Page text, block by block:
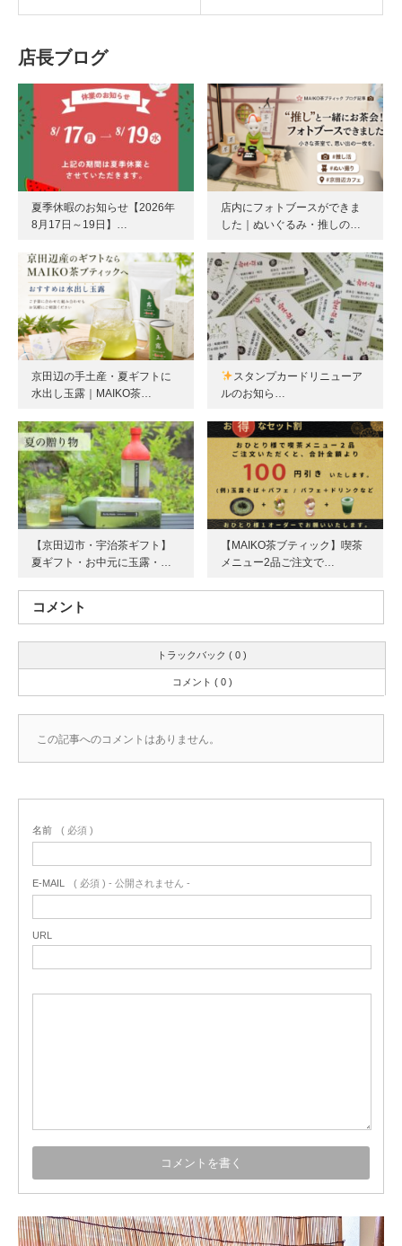
店長ブログ
夏季休暇のお知らせ【2026年
8月17日～19日】…
店内にフォトブースができま
した｜ぬいぐるみ・推しの…
京田辺の手土産・夏ギフトに
水出し玉露｜MAIKO茶…
スタンプカードリニューア
ルのお知ら…
【京田辺市・宇治茶ギフト】
夏ギフト・お中元に玉露・…
【MAIKO茶ブティック】喫茶
メニュー2品ご注文で…
コメント
トラックバック ( 0 )
コメント ( 0 )
この記事へのコメントはありません。
名前 ( 必須 )
E-MAIL ( 必須 ) - 公開されません -
URL